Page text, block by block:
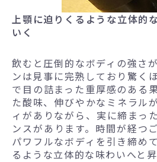
上顎に迫りくるような立体的
いく
飲むと圧倒的なボディの強さ
ンは見事に完熟しており驚く
で目の詰まった重厚感のある
た酸味、伸びやかなミネラル
ィがありながら、実に締まっ
ンスがあります。時間が経つ
パワフルなボディを引き締め
るような立体的な味わいへと